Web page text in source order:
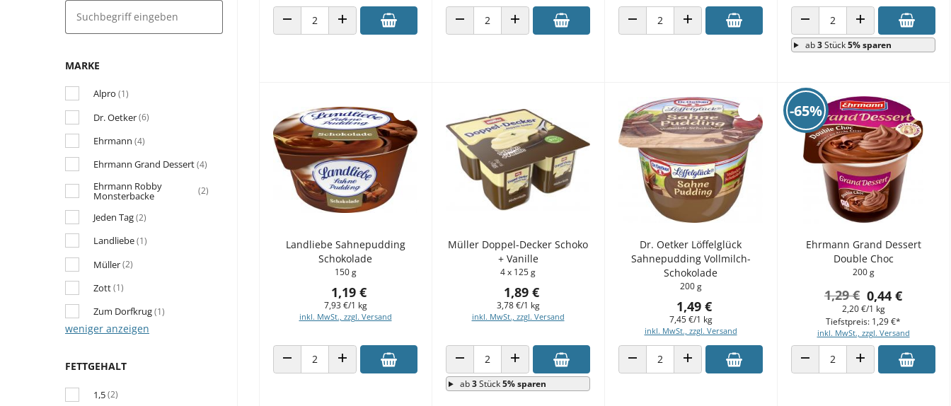
MARKE
Alpro (1)
Dr. Oetker(6)
Ehrmann (4)
Ehrmann Grand Dessert(4)
Ehrmann Robby
Monsterbacke (2)
Jeden Tag(2)
Landliebe(1)
Müller(2)
Zott(1)
Zum Dorfkrug(1)
weniger anzeigen
FETTGEHALT
1,5(2)
ANZAHL VERRINGERNANZAHL ERHÖHEN ANZAHL VERRINGERNANZAHL ERHÖHEN ANZAHL VERRINGERNANZAHL ERHÖHEN ANZAHL VERRINGERNANZAHL ERHÖHEN
ab3Stück5% sparen
Landliebe Sahnepudding
Schokolade
150 g
1,19 €
7,93 €/1 kg
inkl. MwSt., zzgl. Versand
ANZAHL VERRINGERNANZAHL ERHÖHEN
Müller Doppel-Decker Schoko
+ Vanille
4 x 125 g
1,89 €
3,78 €/1 kg
inkl. MwSt., zzgl. Versand
ANZAHL VERRINGERNANZAHL ERHÖHEN
ab3Stück5% sparen
Dr. Oetker Löffelglück
Sahnepudding Vollmilch-
Schokolade
200 g
1,49 €
7,45 €/1 kg
inkl. MwSt., zzgl. Versand
ANZAHL VERRINGERNANZAHL ERHÖHEN
-65%
Ehrmann Grand Dessert
Double Choc
200 g
0,44 €
1,29 €
2,20 €/1 kg
inkl. MwSt., zzgl. Versand
Tiefstpreis: 1,29 €*
ANZAHL VERRINGERNANZAHL ERHÖHEN